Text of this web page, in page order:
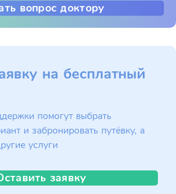
вопрос доктору
на бесплатный
помогут выбрать
и забронировать путёвку, а
услуги
заявку